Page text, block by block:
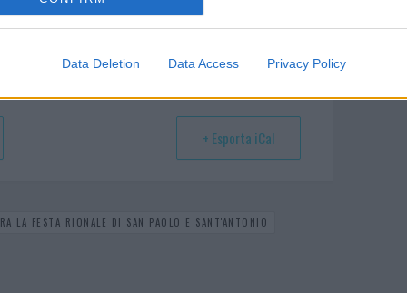
Data Deletion Data Access Privacy Policy
+ Esporta iCal
LA FESTA RIONALE DI SAN PAOLO E SANT'ANTONIO